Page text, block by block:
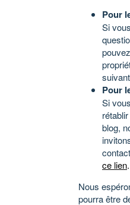
Pour
Si
suivant
Pour
Si
blog,
ce lien.
Nous
pourra être